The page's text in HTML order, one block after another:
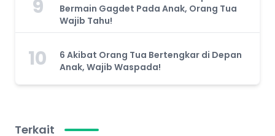
9
Bermain Gagdet Pada Anak, Orang Tua
Wajib Tahu!
10
6 Akibat Orang Tua Bertengkar di Depan
Anak, Wajib Waspada!
Terkait